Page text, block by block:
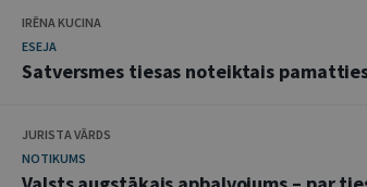
IRĒNA KUCINA
ESEJA
Satversmes tiesas noteiktais
JURISTA VĀRDS
NOTIKUMS